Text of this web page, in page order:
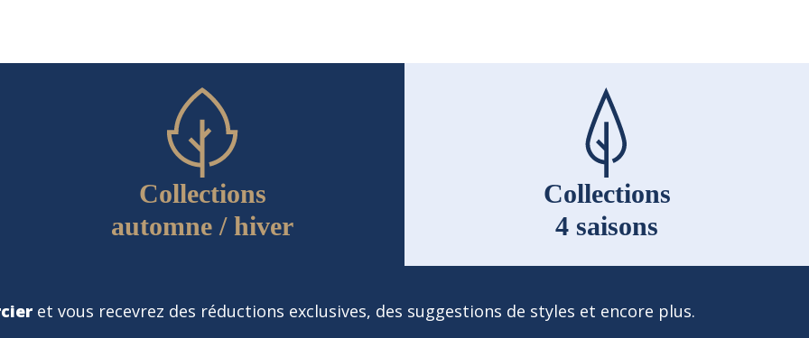
produit
Collections
automne / hiver
Collections
4 saisons
et vous recevrez des réductions exclusives, des suggestions de styles et encore plus.